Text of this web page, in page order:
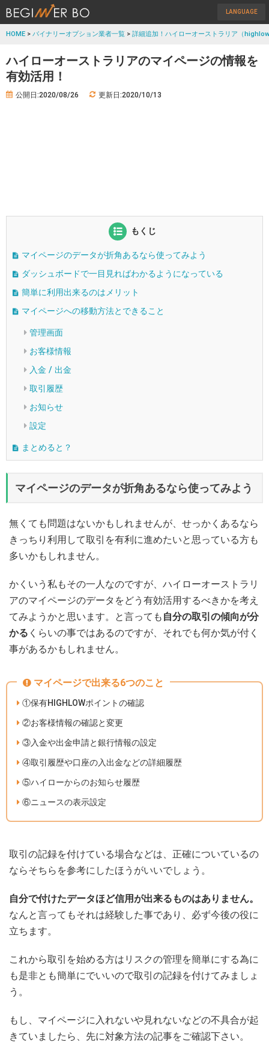
LANGUAGE
HOME > バイナリーオプション業者一覧 > 詳細追加！ハイローオーストラリア（
ハイローオーストラリアのマイページの情報を
有効活用！
公開日:2020/08/26 更新日:2020/10/13
もくじ
マイページのデータが折角あるなら使ってみよう
ダッシュボードで一目見ればわかるようになっている
簡単に利用出来るのはメリット
マイページへの移動方法とできること
管理画面
お客様情報
入金 / 出金
取引履歴
お知らせ
設定
まとめると？
マイページのデータが折角あるなら使ってみよう
無くても問題はないかもしれませんが、せっかくあるなら
きっちり利用して取引を有利に進めたいと思っている方も
多いかもしれません。
かくいう私もその一人なのですが、ハイローオーストラリ
アのマイページのデータをどう有効活用するべきかを考え
てみようかと思います。と言っても 自分の取引の傾向が分
かる くらいの事ではあるのですが、それでも何か気が付く
事があるかもしれません。
マイページで出来る6つのこと
①保有HIGHLOWポイントの確認
②お客様情報の確認と変更
③入金や出金申請と銀行情報の設定
④取引履歴や口座の入出金などの詳細履歴
⑤ハイローからのお知らせ履歴
⑥ニュースの表示設定
取引の記録を付けている場合などは、正確についているの
ならそちらを参考にしたほうがいいでしょう。
自分で付けたデータほど信用が出来るものはありません。
なんと言ってもそれは経験した事であり、必ず今後の役に
立ちます。
これから取引を始める方はリスクの管理を簡単にする為に
も是非とも簡単にでいいので取引の記録を付けてみましょ
う。
もし、マイページに入れないや見れないなどの不具合が起
きていましたら、先に対象方法の記事をご確認下さい。